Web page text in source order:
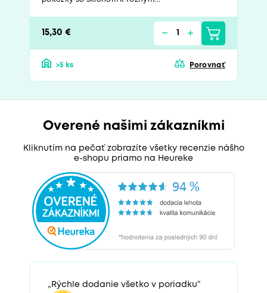
15,30 €
>5 ks Porovnať
Overené našimi zákazníkmi
Kliknutím na pečať zobrazíte všetky recenzie nášho
e-shopu priamo na Heureke
„Rýchle dodanie všetko v poriadku“